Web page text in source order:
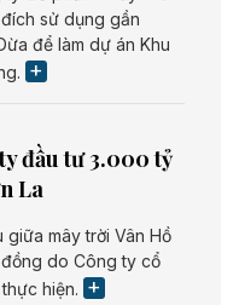
sử dụng gần
để làm dự án Khu
đầu tư 3.000 tỷ
La
giữa mây trời Vân Hồ
do Công ty cổ
hiện.